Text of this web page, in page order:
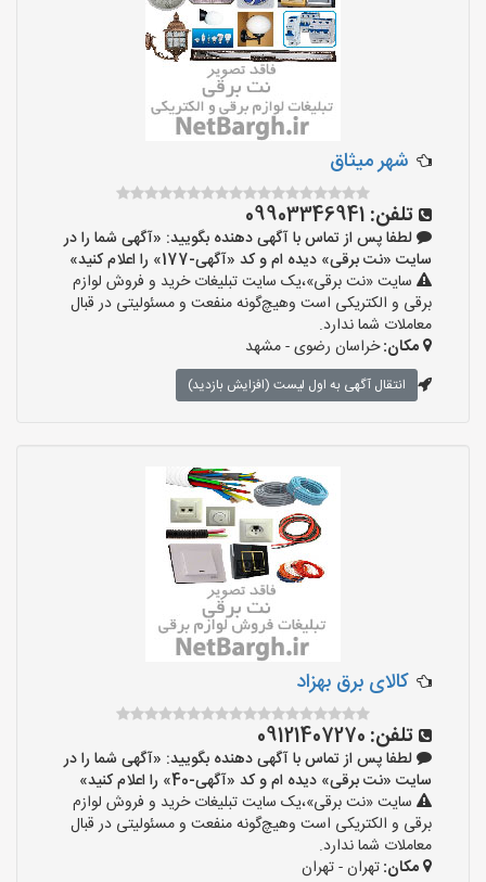
شهر میثاق
تلفن: 09903346941
لطفا پس از تماس با آگهی دهنده بگویید: «آگهی شما را در
سایت «نت برقی» دیده ام و کد «آگهی-177» را اعلام کنید»
سایت «نت برقی»،یک سایت تبلیغات خرید و فروش لوازم
برقی و الکتریکی است وهیچ‌گونه منفعت و مسئولیتی در قبال
معاملات شما ندارد.
مکان:خراسان رضوی - مشهد
انتقال آگهی به اول لیست (افزایش بازدید)
کالای برق بهزاد
تلفن: 09121407270
لطفا پس از تماس با آگهی دهنده بگویید: «آگهی شما را در
سایت «نت برقی» دیده ام و کد «آگهی-40» را اعلام کنید»
سایت «نت برقی»،یک سایت تبلیغات خرید و فروش لوازم
برقی و الکتریکی است وهیچ‌گونه منفعت و مسئولیتی در قبال
معاملات شما ندارد.
مکان:تهران - تهران